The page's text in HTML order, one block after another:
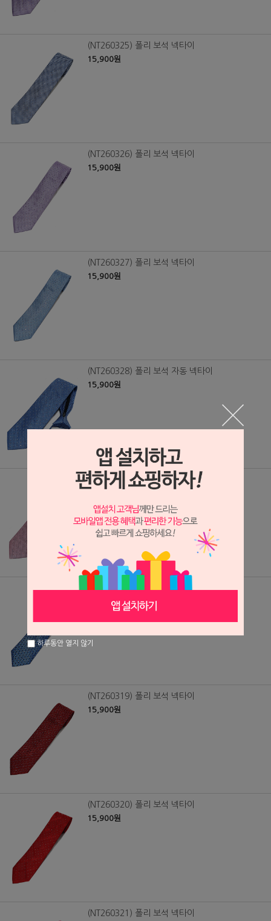
(NT260325) 폴리 보석 넥타이
15,900원
(NT260326) 폴리 보석 넥타이
15,900원
(NT260327) 폴리 보석 넥타이
15,900원
(NT260328) 폴리 보석 자동 넥타이
15,900원
(NT260329) 폴리 보석 자동 넥타이
(NT260318) 폴리 보석 넥타이
15,900원
(NT260319) 폴리 보석 넥타이
15,900원
(NT260320) 폴리 보석 넥타이
15,900원
(NT260321) 폴리 보석 넥타이
하루동안 열지 않기